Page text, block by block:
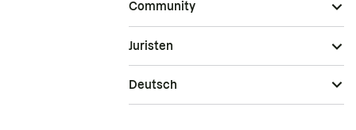
Community
Juristen
Deutsch